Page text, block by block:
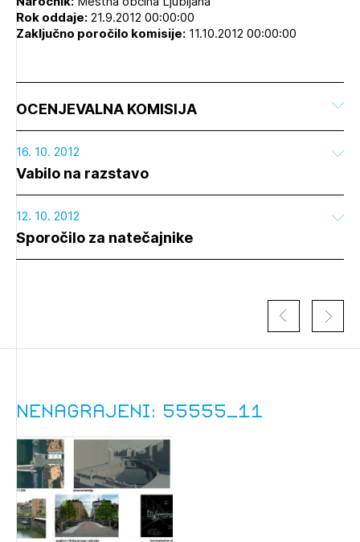
Rok oddaje:21.9.2012 00:00:00
Zaključno poročilo komisije: 11.10.2012 00:00:00
OCENJEVALNA KOMISIJA
16. 10. 2012
Vabilo na razstavo
12. 10. 2012
Sporočilo za natečajnike
Nenagrajeni: 55555_11